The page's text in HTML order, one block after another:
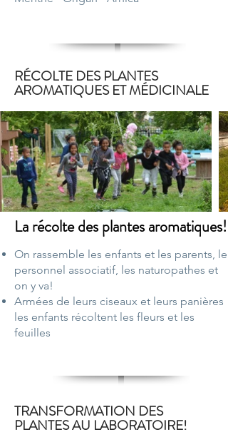
RÉCOLTE DES PLANTES
AROMATIQUES ET MÉDICINALE
La récolte des plantes aromatiques!
On rassemble les enfants et les parents, le
personnel associatif, les naturopathes et
on y va!
Armées de leurs ciseaux et leurs panières
les enfants récoltent les fleurs et les
feuilles
TRANSFORMATION DES
PLANTES AU LABORATOIRE!